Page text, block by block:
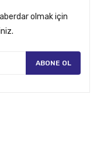
olmak için
ABONE OL